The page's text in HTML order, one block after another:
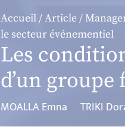
Accueil/Article/
le secteur événementiel
Les
d’un
MOALLA Emna TRIKI